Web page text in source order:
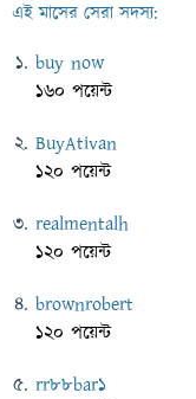
এই মাসের সেরা সদস্য:
buy now
160 পয়েন্ট
BuyAtivan
120 পয়েন্ট
realmentalh
120 পয়েন্ট
brownrobert
120 পয়েন্ট
rr88bar1